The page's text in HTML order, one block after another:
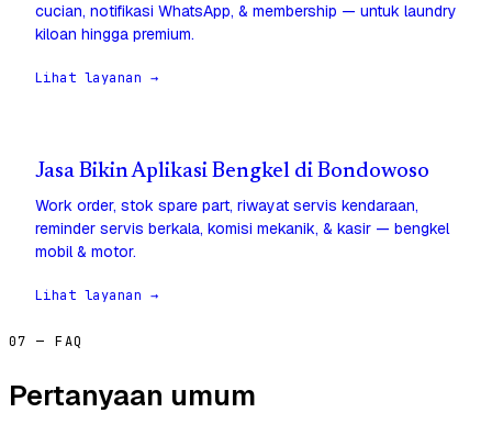
cucian, notifikasi WhatsApp, & membership — untuk laundry
kiloan hingga premium.
Lihat layanan →
Jasa Bikin Aplikasi Bengkel di Bondowoso
Work order, stok spare part, riwayat servis kendaraan,
reminder servis berkala, komisi mekanik, & kasir — bengkel
mobil & motor.
Lihat layanan →
07 — FAQ
Pertanyaan umum